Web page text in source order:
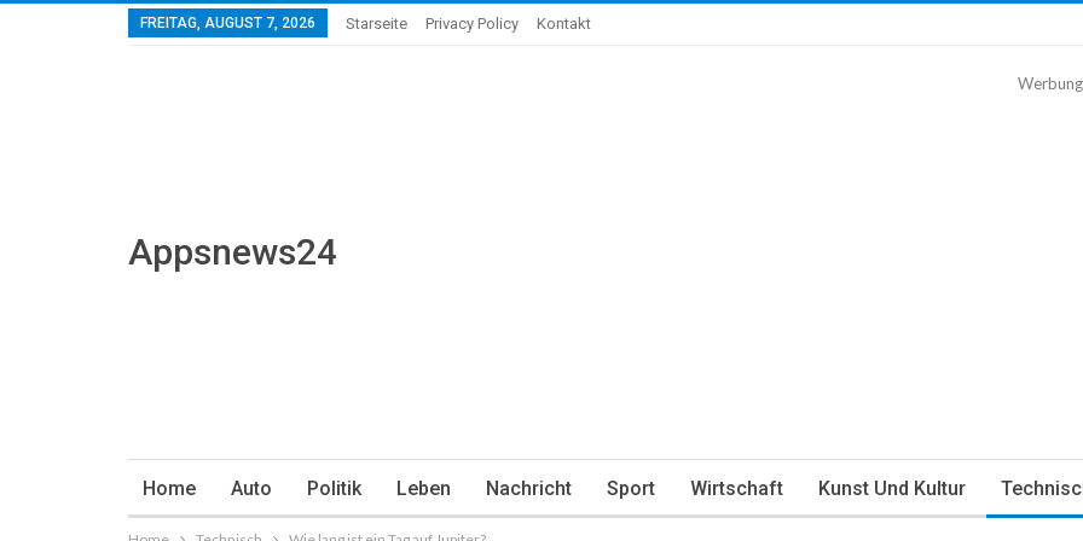
FREITAG, AUGUST 7, 2026 Starseite Privacy Policy Kontakt
Appsnews24
Werbung
Home Auto Politik Leben Nachricht Sport Wirtschaft Kunst Und Kultur